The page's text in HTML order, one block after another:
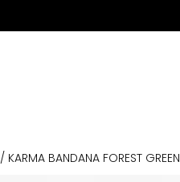
/ KARMA BANDANA FOREST GREEN